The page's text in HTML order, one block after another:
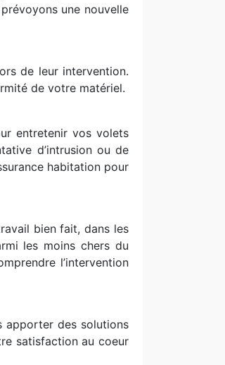
une nouvelle
de leur intervention.
de votre matériel.
entretenir vos volets
d’intrusion ou de
habitation pour
bien fait, dans les
les moins chers du
l’intervention
apporter des solutions
satisfaction au coeur